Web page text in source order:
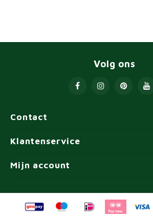
Contact
Volg ons
Klantenservice
Mijn account